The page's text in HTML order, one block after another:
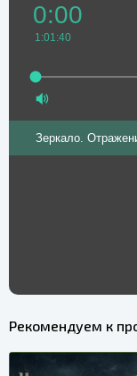
0:00
1:01:40
Зеркало.
Рекомендуем к